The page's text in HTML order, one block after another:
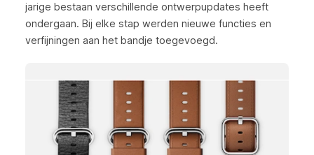
jarige bestaan verschillende ontwerpupdates heeft
ondergaan. Bij elke stap werden nieuwe functies en
verfijningen aan het bandje toegevoegd.